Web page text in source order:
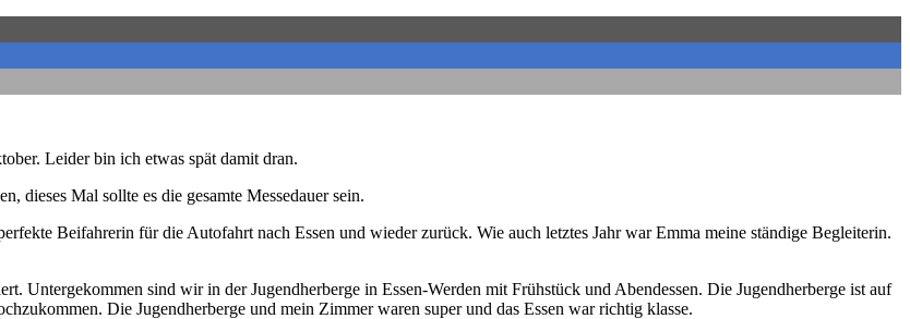
Leider bin ich etwas spät damit dran.
dieses Mal sollte es die gesamte Messedauer sein.
Beifahrerin für die Autofahrt nach Essen und wieder zurück. Wie auch letztes Jahr war Emma meine ständige Begleiterin.
Untergekommen sind wir in der Jugendherberge in Essen-Werden mit Frühstück und Abendessen. Die Jugendherberge ist auf
Die Jugendherberge und mein Zimmer waren super und das Essen war richtig klasse.